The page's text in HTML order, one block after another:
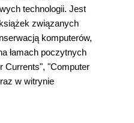
technologii. Jest
związanych
komputerów,
łamach poczytnych
Currents", "Computer
w witrynie